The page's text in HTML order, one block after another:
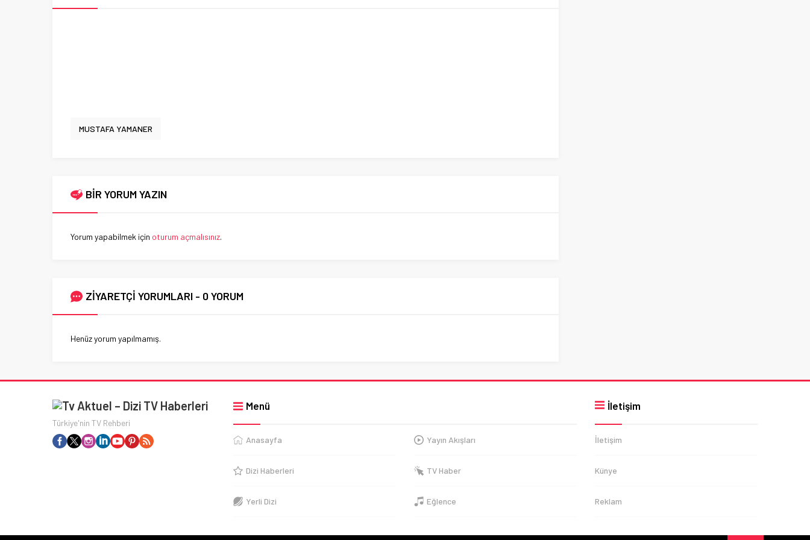
MUSTAFA YAMANER
BİR YORUM YAZIN
Yorum yapabilmek için oturum açmalısınız.
ZİYARETÇİ YORUMLARI - 0 YORUM
Henüz yorum yapılmamış.
Türkiye'nin TV Rehberi
Menü
Anasayfa Yayın Akışları
Dizi Haberleri TV Haber
Yerli Dizi Eğlence
İletişim
İletişim
Künye
Reklam